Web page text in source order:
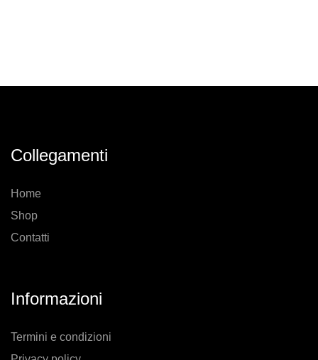
Collegamenti
Home
Shop
Contatti
Informazioni
Termini e condizioni